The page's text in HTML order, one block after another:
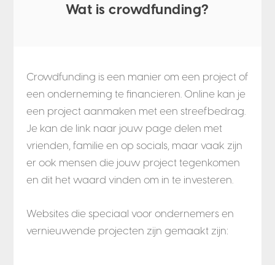
Wat is crowdfunding?
Crowdfunding is een manier om een project of
een onderneming te financieren. Online kan je
een project aanmaken met een streefbedrag.
Je kan de link naar jouw page delen met
vrienden, familie en op socials, maar vaak zijn
er ook mensen die jouw project tegenkomen
en dit het waard vinden om in te investeren.
Websites die speciaal voor ondernemers en
vernieuwende projecten zijn gemaakt zijn: